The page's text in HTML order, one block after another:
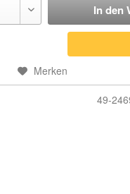
In den
Merken
49-